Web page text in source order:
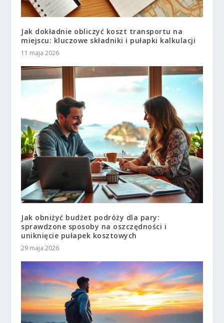
Jak dokładnie obliczyć koszt transportu na
miejscu: kluczowe składniki i pułapki kalkulacji
11 maja 2026
Jak obniżyć budżet podróży dla pary:
sprawdzone sposoby na oszczędności i
uniknięcie pułapek kosztowych
29 maja 2026